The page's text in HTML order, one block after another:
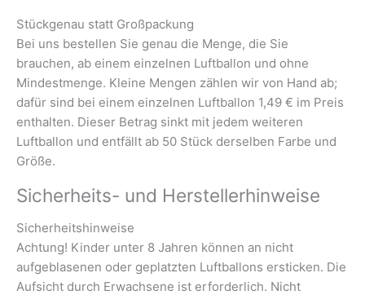
Stückgenau statt Großpackung
Bei uns bestellen Sie genau die Menge, die Sie
brauchen, ab einem einzelnen Luftballon und ohne
Mindestmenge. Kleine Mengen zählen wir von Hand ab;
dafür sind bei einem einzelnen Luftballon 1,49 € im Preis
enthalten. Dieser Betrag sinkt mit jedem weiteren
Luftballon und entfällt ab 50 Stück derselben Farbe und
Größe.
Sicherheits- und Herstellerhinweise
Sicherheitshinweise
Achtung! Kinder unter 8 Jahren können an nicht
aufgeblasenen oder geplatzten Luftballons ersticken. Die
Aufsicht durch Erwachsene ist erforderlich. Nicht